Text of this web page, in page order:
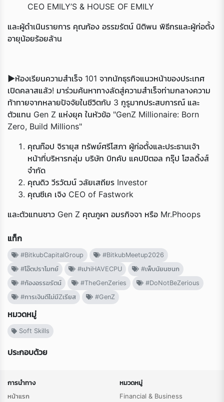
CEO EMILY’S & HOUSE OF EMILY
และผู้ดำเนินรายการ คุณก้อง อรรฆรัตน์ นิติพน พิธีกรและผู้ก่อตั้ง
อายุน้อยร้อยล้าน
►ห้องเรียนความสำเร็จ 101 จากนักธุรกิจแนวหน้าของประเทศ
เปิดคลาสแล้ว! มาร่วมค้นหาทางลัดสู่ความสำเร็จท่ามกลางความ
ท้าทายจากหลายปัจจัยในชีวิตกับ 3 กูรูมากประสบการณ์ และ
ตัวแทน Gen Z แห่งยุค ในหัวข้อ "GenZ Millionaire: Born
Zero, Build Millions"
คุณท๊อป จิรายุส ทรัพย์ศรีโสภา ผู้ก่อตั้งและประธานเจ้า
หน้าที่บริหารกลุ่ม บริษัท บิทคับ แคปปิตอล กรุ๊ป โฮลดิ้งส์
จำกัด
คุณดิว วีรวัฒน์ วลัยเสถียร Investor
คุณซีเค เจิง CEO of Fastwork
และตัวแทนชาว Gen Z คุณภูผา อมรกิจจา หรือ Mr.Phoops
แท็ก
#BitkubCapitalGroup
#BitkubMeetup2026
#โอ๊ตปราโมทย์
#เปาiHAVECPU
#เพ็บนัยนชนก
#ก้องอรรฆรัตน์
#TheGenZeries
#DoNotBeZerious
#การเงินดีไม่มีZเรียส
#GenZ
หมวดหมู่
Soft Skills
ประกอบด้วย
การนำทาง
หน้าแรก
หมวดหมู่
Financial & Business